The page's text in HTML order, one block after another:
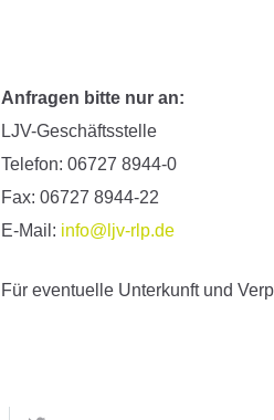
Anfragen bitte nur an:
LJV-Geschäftsstelle
Telefon: 06727 8944-0
Fax: 06727 8944-22
E-Mail: info@ljv-rlp.de
Für eventuelle Unterkunft und